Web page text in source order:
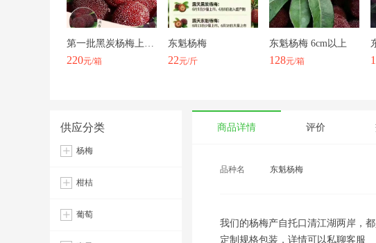
220元/箱
东魁杨梅
22元/斤
东魁杨梅 6cm以上
128元/箱
供应分类
杨梅
柑桔
葡萄
商品详情 评价
品种名 东魁杨梅
我们的杨梅产自托口清江湖两岸，
定制规格包装，详情可以私聊客服